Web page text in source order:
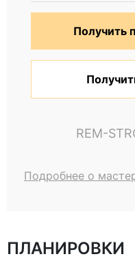
Получить
REM-
Подробнее о
ПЛАНИРОВКИ